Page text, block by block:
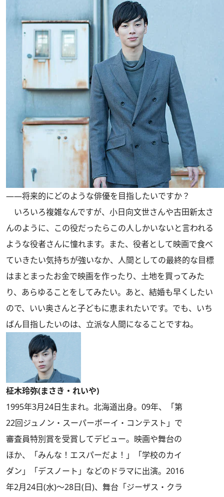
――将来的にどのような俳優を目指したいですか？
いろいろ複雑なんですが、小日向文世さんや古田新太さ
んのように、この役だったらこの人しかいないと言われる
ような役者さんに憧れます。また、役者として映画で食べ
ていきたい気持ちが強いなか、人間としての最終的な目標
はまとまったお金で映画を作ったり、土地を買ってみた
り、あらゆることをしてみたい。あと、結婚も早くしたい
ので、いい奥さんと子どもに恵まれたいです。でも、いち
ばん目指したいのは、立派な人間になることですね。
柾木玲弥(まさき・れいや)
1995年3月24日生まれ。北海道出身。09年、「第
22回ジュノン・スーパーボーイ・コンテスト」で
審査員特別賞を受賞してデビュー。映画や舞台の
ほか、「みんな！エスパーだよ！」「学校のカイ
ダン」「デスノート」などのドラマに出演。2016
年2月24日(水)～28日(日)、舞台「ジーザス・クラ